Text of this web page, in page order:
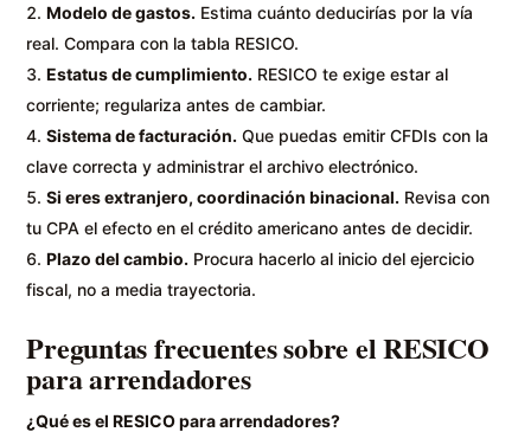
Modelo de gastos. Estima cuánto deducirías por la vía
real. Compara con la tabla RESICO.
Estatus de cumplimiento. RESICO te exige estar al
corriente; regulariza antes de cambiar.
Sistema de facturación. Que puedas emitir CFDIs con la
clave correcta y administrar el archivo electrónico.
Si eres extranjero, coordinación binacional. Revisa con
tu CPA el efecto en el crédito americano antes de decidir.
Plazo del cambio. Procura hacerlo al inicio del ejercicio
fiscal, no a media trayectoria.
Preguntas frecuentes sobre el RESICO
para arrendadores
¿Qué es el RESICO para arrendadores?